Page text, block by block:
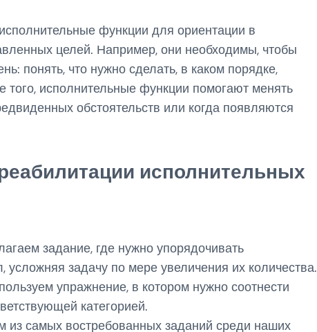
функции для ориентации в
целей. Например, они необходимы, чтобы
понять, что нужно сделать, в каком порядке,
того, исполнительные функции помогают менять
обстоятельств или когда появляются
исполнительных
задание, где нужно упорядочивать
задачу по мере увеличения их количества.
упражнение, в котором нужно соотнести
категорией.
самых востребованных заданий среди наших